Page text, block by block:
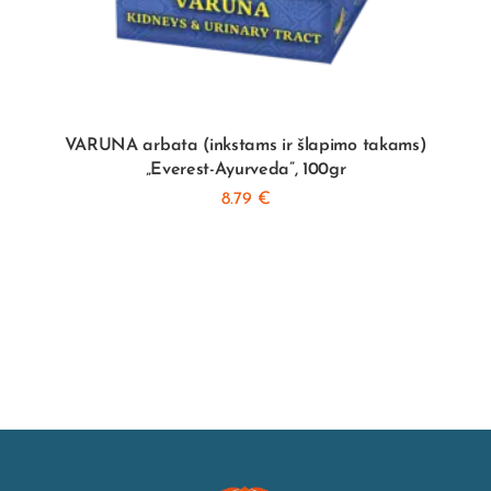
VARUNA arbata (inkstams ir šlapimo takams)
„Everest-Ayurveda”, 100gr
8.79 €